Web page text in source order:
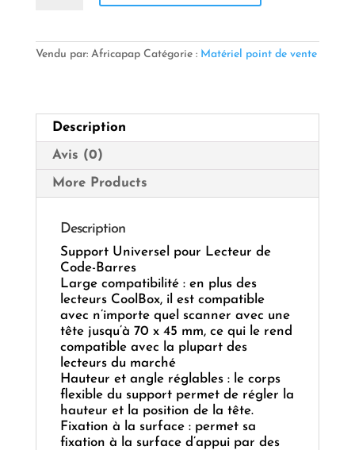
Lecteur
Vendu par: Africapap Catégorie : Matériel point de vente
Description
Avis (0)
More Products
Description
Support Universel pour Lecteur de
Code-Barres
Large compatibilité : en plus des
lecteurs CoolBox, il est compatible
avec n’importe quel scanner avec une
tête jusqu’à 70 x 45 mm, ce qui le rend
compatible avec la plupart des
lecteurs du marché
Hauteur et angle réglables : le corps
flexible du support permet de régler la
hauteur et la position de la tête.
Fixation à la surface : permet sa
fixation à la surface d’appui par des